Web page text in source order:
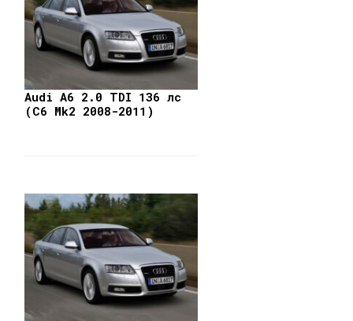
Audi A6 2.0 TDI 136 лс
(C6 Mk2 2008-2011)